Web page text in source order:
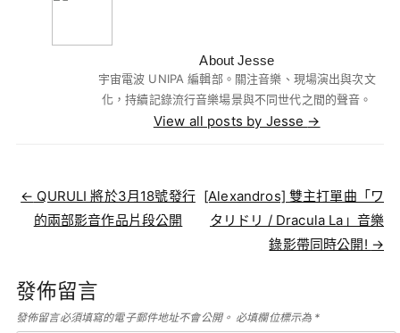
About Jesse
宇宙電波 UNIPA 編輯部。關注音樂、現場演出與次文
化，持續記錄流行音樂場景與不同世代之間的聲音。
View all posts by Jesse →
Post navigation
← QURULI 將於3月18號發行
的兩部影音作品片段公開
[Alexandros] 雙主打單曲「ワ
タリドリ / Dracula La」音樂
錄影帶同時公開! →
發佈留言
發佈留言必須填寫的電子郵件地址不會公開。 必填欄位標示為 *